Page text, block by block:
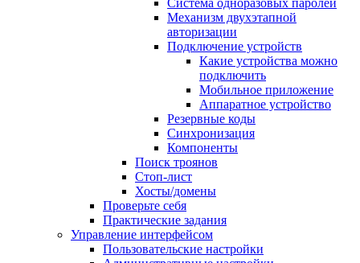
Система одноразовых паролей
Механизм двухэтапной
авторизации
Подключение устройств
Какие устройства можно
подключить
Мобильное приложение
Аппаратное устройство
Резервные коды
Синхронизация
Компоненты
Поиск троянов
Стоп-лист
Хосты/домены
Проверьте себя
Практические задания
Управление интерфейсом
Пользовательские настройки